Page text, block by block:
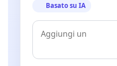
Basato su IA